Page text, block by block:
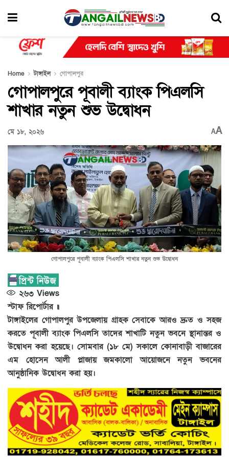
Home টাঙ্গাইল গোপালপুর
গোপালপুরে পূবালী ব্যাংক পিএলসি
শাখার নতুন শুভ উদ্বোধন
মে ১৮, ২০২৬ AA
গোপালপুরে পূবালী ব্যাংক পিএলসি শাখার নতুন শুভ উদ্বোধন
২৬৩ Views
স্টাফ রিপোর্টার ॥
টাঙ্গাইলের গোপালপুর উপজেলায় গ্রাহক সেবাকে আরও দ্রুত ও সহজ
করতে পূবালী ব্যাংক পিএলসি তাদের শাখাটি নতুন ভবনে স্থানান্তর ও
উদ্বোধন করা হয়েছে। সোমবার (১৮ মে) সকালে কোনাবাড়ী বাজারের
এম হোসেন আলী প্লাজায় জমকালো আয়োজনে নতুন ভবনের
আনুষ্ঠানিক উদ্বোধন করা হয়।